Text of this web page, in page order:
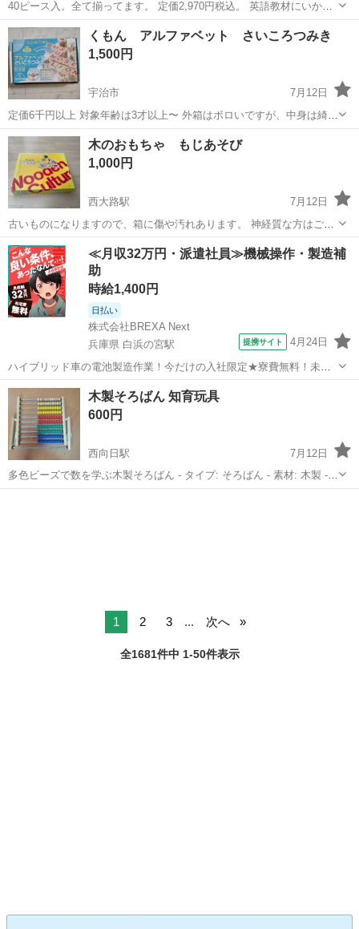
40ピース入。全て揃ってます。 定価2,970円税込。 英語教材にいかが
ですか？ ローソン大久保町平盛店でのお取引となります。
京都 宇治市 おもちゃ 磁石
くもん アルファベット さいころつみき
1,500円
宇治市
7月12日
定価6千円以上 対象年齢は3才以上〜 外箱はボロいですが、中身は綺麗
です。 中箱が無いでスカスカに見えますが、全て揃っています。 外箱
とことばリスト付き！ ローソン大久保町平盛店でのお取引となりま
す。 #知育玩具 #K...
京都 宇治市 おもちゃ アルファベット
木のおもちゃ もじあそび
1,000円
西大路駅
7月12日
古いものになりますので、箱に傷や汚れあります。 神経質な方はご遠
慮ください。 レトロなイラストが懐かしい日本製のもじあそびです。
伝統的な遊びの中から文字を覚え、文章を考えるうちに学習意欲や好
京都 京都市 西大路駅 おもちゃ 積み木
≪月収32万円・派遣社員≫機械操作・製造補
助
時給1,400円
日払い
株式会社BREXA Next
兵庫県 白浜の宮駅
提携サイト 4月24日
ハイブリッド車の電池製造作業！今だけの入社限定★寮費無料！未経
験活躍中★20～50代の男性活躍中！安定企業で長期で働きたい方オス
スメ！年間休日130日！正社員登用制度あり！マイカー通勤OK！ワン
ルーム寮完備！《兵庫県姫路市》...
兵庫 姫路市 白浜の宮駅 その他
木製そろばん 知育玩具
600円
西向日駅
7月12日
多色ビーズで数を学ぶ木製そろばん - タイプ: そろばん - 素材: 木製 -
色: 赤、青、緑、黄、ナチュラル - 特徴: 多色のビーズで数を学ぶため
1 2 3 ... 次へ
全1681件中 1-50件表示